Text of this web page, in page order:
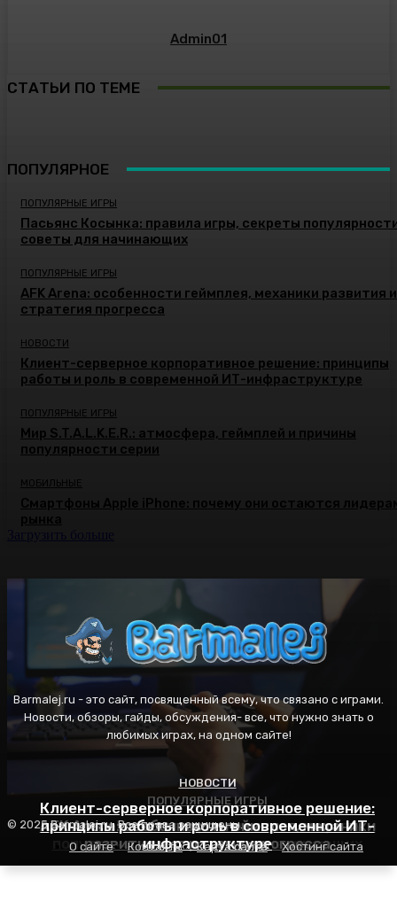
Admin01
СТАТЬИ ПО ТЕМЕ
ПОПУЛЯРНЫЕ ИГРЫ
Пасьянс Косынка: правила игры, секреты
популярности и советы для начинающих
ПОПУЛЯРНЫЕ ИГРЫ
AFK Arena: особенности геймплея, механики
развития и стратегия прогресса
НОВОСТИ
Клиент-серверное корпоративное решение:
принципы работы и роль в современной ИТ-
инфраструктуре
ПОПУЛЯРНОЕ
ПОПУЛЯРНЫЕ ИГРЫ
Пасьянс Косынка: правила игры, секреты
советы для начинающих
ПОПУЛЯРНЫЕ ИГРЫ
AFK Arena: особенности геймплея, механики развития и
стратегия прогресса
НОВОСТИ
Клиент-серверное корпоративное решение: принципы
работы и роль в современной ИТ-инфраструктуре
ПОПУЛЯРНЫЕ ИГРЫ
Мир S.T.A.L.K.E.R.: атмосфера, геймплей и причины
популярности серии
МОБИЛЬНЫЕ
Смартфоны Apple iPhone: почему они остаются
Barmalej.ru - это сайт, посвященный всему, что связано с играми.
Новости, обзоры, гайды, обсуждения- все, что нужно знать о
любимых играх, на одном сайте!
© 2025 Barmalej.ru. Все права защищены.
О сайте
Контакты Карта сайта Хостинг сайта